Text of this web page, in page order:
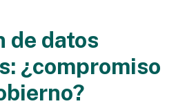
de datos
¿compromiso